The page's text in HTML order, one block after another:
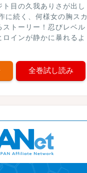
ト目の久我ありさが出し
に続く、何様女の胸スカ
ストーリー！忍びレベル
インが静かに暴れるよ
全巻試し読み